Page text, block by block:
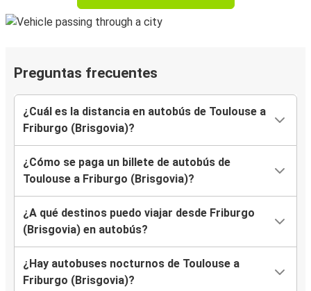
Preguntas frecuentes
¿Cuál es la distancia en autobús de Toulouse a
Friburgo (Brisgovia)?
¿Cómo se paga un billete de autobús de
Toulouse a Friburgo (Brisgovia)?
¿A qué destinos puedo viajar desde Friburgo
(Brisgovia) en autobús?
¿Hay autobuses nocturnos de Toulouse a
Friburgo (Brisgovia)?